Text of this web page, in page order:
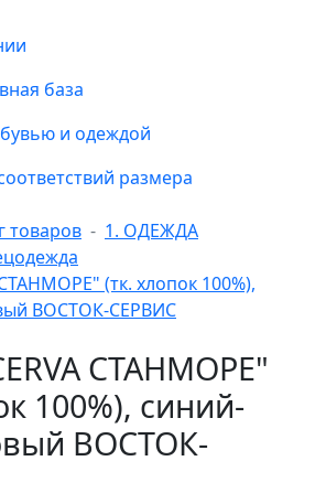
база
и одеждой
размера
товаров
1. ОДЕЖДА
СТАНМОРЕ" (тк. хлопок 100%),
ВОСТОК-СЕРВИС
СТАНМОРЕ"
100%), синий-
ВОСТОК-